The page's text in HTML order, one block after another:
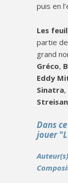
puis en
Les
partie
grand
Gréco,
Eddy
Sinatra,
Dans
jouer